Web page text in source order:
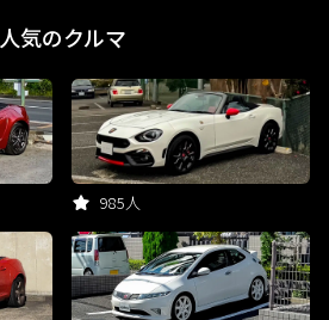
人気のクルマ
985人